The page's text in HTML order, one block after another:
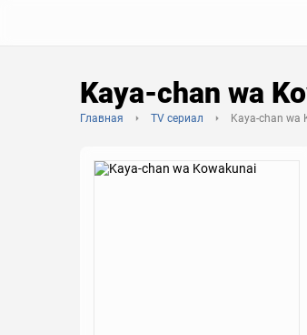
Kaya-chan wa
Главная TV сериал Kaya-chan wa